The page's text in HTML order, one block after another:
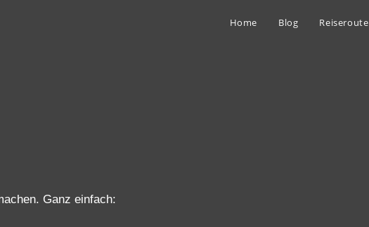
Home Blog Reiseroute
Ganz einfach: